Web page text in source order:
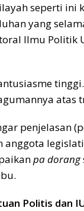
seperti ini
yang
Ilmu Politik
atas
penjelasan
pa dorang
Politis dan